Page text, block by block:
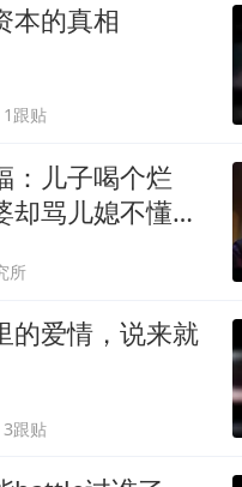
本的真相
1跟贴
：儿子喝个烂
却骂儿媳不懂
所
的爱情，说来就
3跟贴